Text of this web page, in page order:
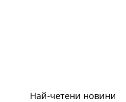
Най-четени новини